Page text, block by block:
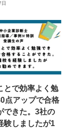
とで効率よく勉
点アップで合格
できた。3社の
験しましたが1